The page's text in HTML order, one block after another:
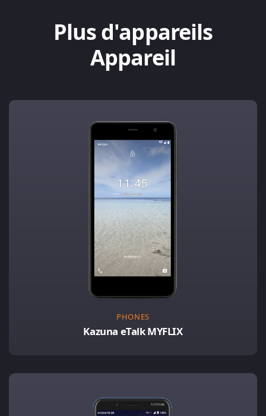
Plus d'appareils
Appareil
PHONES
Kazuna eTalk MYFLIX